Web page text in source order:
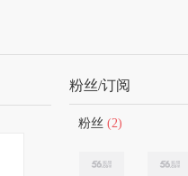
粉丝/订阅
粉丝 (2)